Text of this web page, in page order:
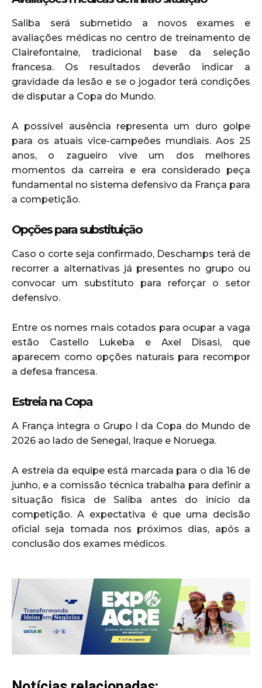
Saliba será submetido a novos exames e
avaliações médicas no centro de treinamento de
Clairefontaine, tradicional base da seleção
francesa. Os resultados deverão indicar a
gravidade da lesão e se o jogador terá condições
de disputar a Copa do Mundo.
A possível ausência representa um duro golpe
para os atuais vice-campeões mundiais. Aos 25
anos, o zagueiro vive um dos melhores
momentos da carreira e era considerado peça
fundamental no sistema defensivo da França para
a competição.
Opções para substituição
Caso o corte seja confirmado, Deschamps terá de
recorrer a alternativas já presentes no grupo ou
convocar um substituto para reforçar o setor
defensivo.
Entre os nomes mais cotados para ocupar a vaga
estão Castello Lukeba e Axel Disasi, que
aparecem como opções naturais para recompor
a defesa francesa.
Estreia na Copa
A França integra o Grupo I da Copa do Mundo de
2026 ao lado de Senegal, Iraque e Noruega.
A estreia da equipe está marcada para o dia 16 de
junho, e a comissão técnica trabalha para definir a
situação física de Saliba antes do início da
competição. A expectativa é que uma decisão
oficial seja tomada nos próximos dias, após a
conclusão dos exames médicos.